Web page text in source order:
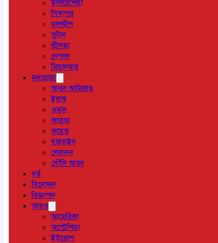
মালয়েশিয়া
সিঙ্গাপুর
মালদ্বীপ
ভুটান
শ্রীলঙ্কা
নেপাল
মিয়ানমার
মধ্যপ্রাচ্য
আরব আমিরাত
ইরাক
ওমান
কাতার
কুয়েত
বাহরাইন
লেবানন
সৌদি আরব
ধর্ম
বিনোদন
বিজ্ঞাপন
আরও
আমেরিকা
অস্ট্রেলিয়া
ইউরোপ